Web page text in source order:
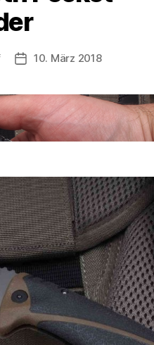
Veröffentlichungsdatum
10. März 2018